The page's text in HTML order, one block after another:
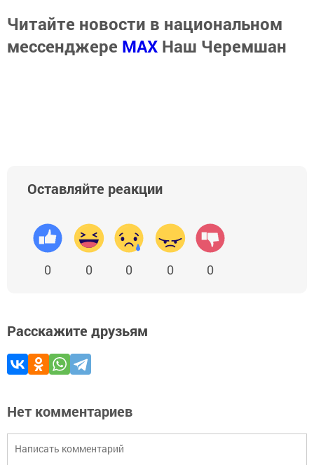
Читайте новости в национальном
мессенджере MАХ Наш Черемшан
Оставляйте реакции
0 0 0 0 0
Расскажите друзьям
Нет комментариев